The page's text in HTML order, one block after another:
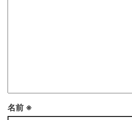
名前 ※